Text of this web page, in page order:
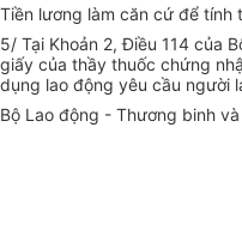
Tiền lương làm căn cứ để
5/ Tại Khoản 2, Điều 114 của
giấy của thầy thuốc chứng
dụng lao động yêu cầu người
Bộ Lao động - Thương binh